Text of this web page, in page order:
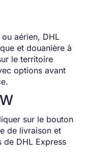
aérien, DHL
et douanière à
le territoire
options avant
sur le bouton
de livraison et
DHL Express